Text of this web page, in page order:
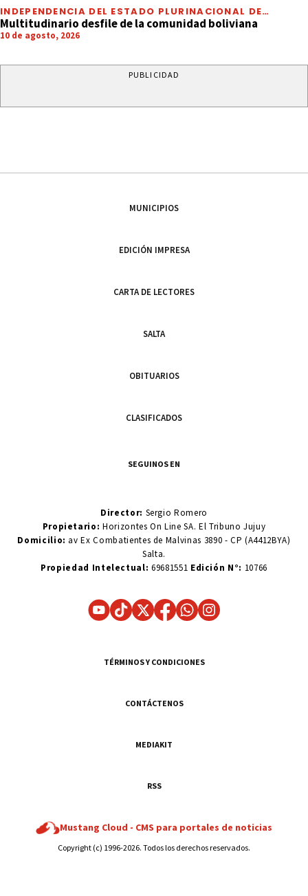
INDEPENDENCIA DEL ESTADO PLURINACIONAL DE
BOLIVIA
Multitudinario desfile de la comunidad boliviana
10 de agosto, 2026
PUBLICIDAD
MUNICIPIOS
EDICIÓN IMPRESA
CARTA DE LECTORES
SALTA
OBITUARIOS
CLASIFICADOS
SEGUINOS EN
Director: Sergio Romero
Propietario:Horizontes On Line SA. El Tribuno Jujuy
Domicilio: av Ex Combatientes de Malvinas 3890 - CP (A4412BYA)
Salta.
Propiedad Intelectual: 69681551 Edición N°: 10766
TÉRMINOS Y CONDICIONES
CONTÁCTENOS
MEDIAKIT
RSS
Mustang Cloud - CMS para portales de noticias
Copyright (c) 1996-2026. Todos los derechos reservados.